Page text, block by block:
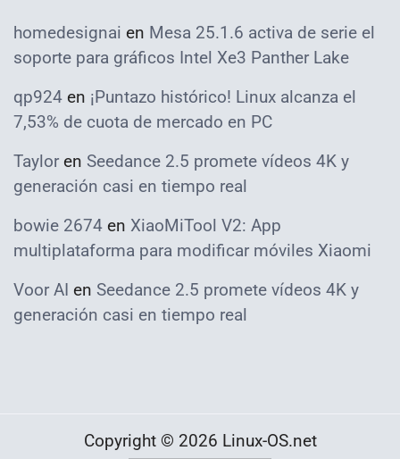
homedesignai en Mesa 25.1.6 activa de serie el
soporte para gráficos Intel Xe3 Panther Lake
qp924 en ¡Puntazo histórico! Linux alcanza el
7,53% de cuota de mercado en PC
Taylor en Seedance 2.5 promete vídeos 4K y
generación casi en tiempo real
bowie 2674 en XiaoMiTool V2: App
multiplataforma para modificar móviles Xiaomi
Voor AI en Seedance 2.5 promete vídeos 4K y
generación casi en tiempo real
Copyright © 2026 Linux-OS.net